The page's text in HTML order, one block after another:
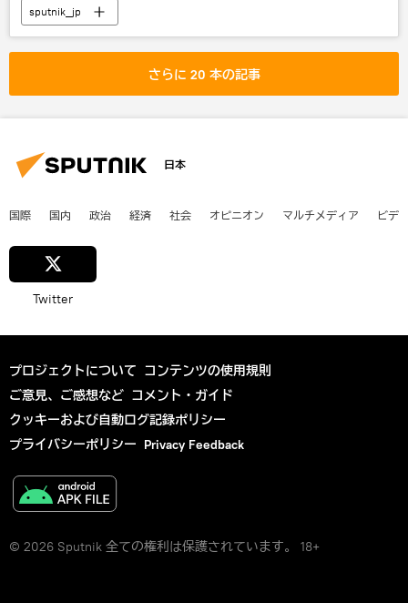
sputnik_jp
さらに 20 本の記事
日本
国際 国内 政治 経済 社会 オピニオン マルチメディア ビデ
Twitter
プロジェクトについて コンテンツの使用規則
ご意見、ご感想など コメント・ガイド
クッキーおよび自動ログ記録ポリシー
プライバシーポリシー Privacy Feedback
© 2026 Sputnik 全ての権利は保護されています。 18+